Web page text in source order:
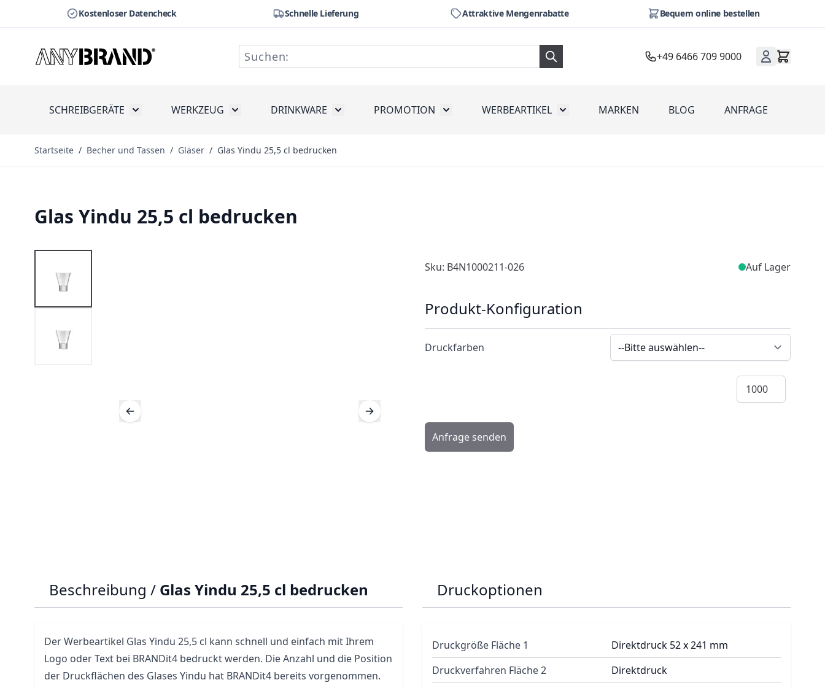
Kostenloser Datencheck Schnelle Lieferung Attraktive Mengenrabatte Bequem online bestellen
+49 6466 709 9000
SCHREIBGERÄTE Toggle submenu for Schreibgeräte
WERKZEUG Toggle submenu for Werkzeug
DRINKWARE Toggle submenu for Drinkware
PROMOTION Toggle submenu for Promotion
WERBEARTIKEL Toggle submenu for Werbeartikel
MARKEN BLOG ANFRAGE
Startseite / Becher und Tassen / Gläser / Glas Yindu 25,5 cl bedrucken
Glas Yindu 25,5 cl bedrucken
Sku: B4N1000211-026 Auf Lager
Produkt-Konfiguration
Druckfarben
Menge
Anfrage senden
Beschreibung / Glas Yindu 25,5 cl bedrucken
Der Werbeartikel Glas Yindu 25,5 cl kann schnell und einfach mit Ihrem
Logo oder Text bei BRANDit4 bedruckt werden. Die Anzahl und die Position
der Druckflächen des Glases Yindu hat BRANDit4 bereits vorgenommen.
Druckoptionen
Druckgröße Fläche 1
Direktdruck 52 x 241 mm
Druckverfahren Fläche 2
Direktdruck